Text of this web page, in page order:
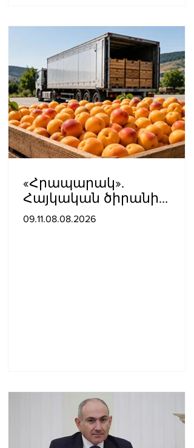
«Հրապարակ».
Հայկական ծիրանի
մասին ռուս-
09.11.08.08.2026